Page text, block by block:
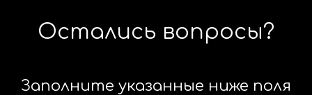
Остались вопросы?
Заполните указанные ниже поля